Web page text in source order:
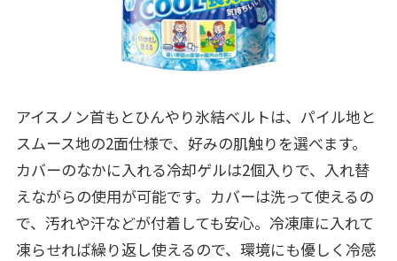
アイスノン首もとひんやり氷結ベルトは、パイル地と
スムース地の2面仕様で、好みの肌触りを選べます。
カバーのなかに入れる冷却ゲルは2個入りで、入れ替
えながらの使用が可能です。カバーは洗って使えるの
で、汚れや汗などが付着しても安心。冷凍庫に入れて
凍らせれば繰り返し使えるので、環境にも優しく冷感